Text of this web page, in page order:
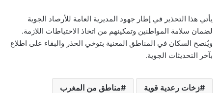
يأتي هذا التحذير في إطار جهود المديرية العامة للأرصاد الجوية
لضمان سلامة المواطنين وتمكينهم من اتخاذ الاحتياطات اللازمة.
ويُنصح السكان في المناطق المعنية بتوخي الحذر والبقاء على اطلاع
بآخر التحديثات الجوية.
زخات رعدية قوية مناطق من المغرب